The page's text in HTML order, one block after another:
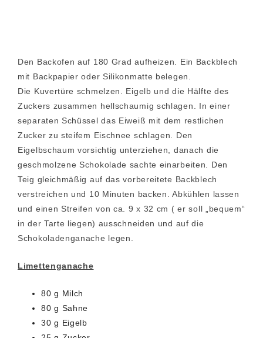
Den Backofen auf 180 Grad aufheizen. Ein Backblech
mit Backpapier oder Silikonmatte belegen.
Die Kuvertüre schmelzen. Eigelb und die Hälfte des
Zuckers zusammen hellschaumig schlagen. In einer
separaten Schüssel das Eiweiß mit dem restlichen
Zucker zu steifem Eischnee schlagen. Den
Eigelbschaum vorsichtig unterziehen, danach die
geschmolzene Schokolade sachte einarbeiten. Den
Teig gleichmäßig auf das vorbereitete Backblech
verstreichen und 10 Minuten backen. Abkühlen lassen
und einen Streifen von ca. 9 x 32 cm ( er soll „bequem“
in der Tarte liegen) ausschneiden und auf die
Schokoladenganache legen.
Limettenganache
80 g Milch
80 g Sahne
30 g Eigelb